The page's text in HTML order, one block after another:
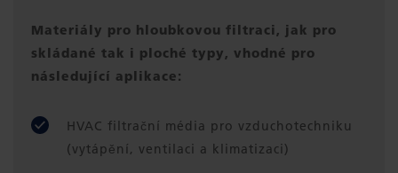
Materiály pro hloubkovou filtraci, jak pro
skládané tak i ploché typy, vhodné pro
následující aplikace:
HVAC filtrační média pro vzduchotechniku
(vytápění, ventilaci a klimatizaci)